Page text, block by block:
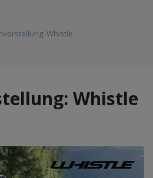
Whistle
Whistle